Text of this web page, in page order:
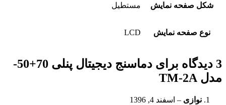
شکل صفحه نمایش مستطیل
نوع صفحه نمایش LCD
3 دیدگاه برای
دماسنج دیجیتال پنلی 70+50-
مدل TM-2A
نوازی – اسفند 4, 1396